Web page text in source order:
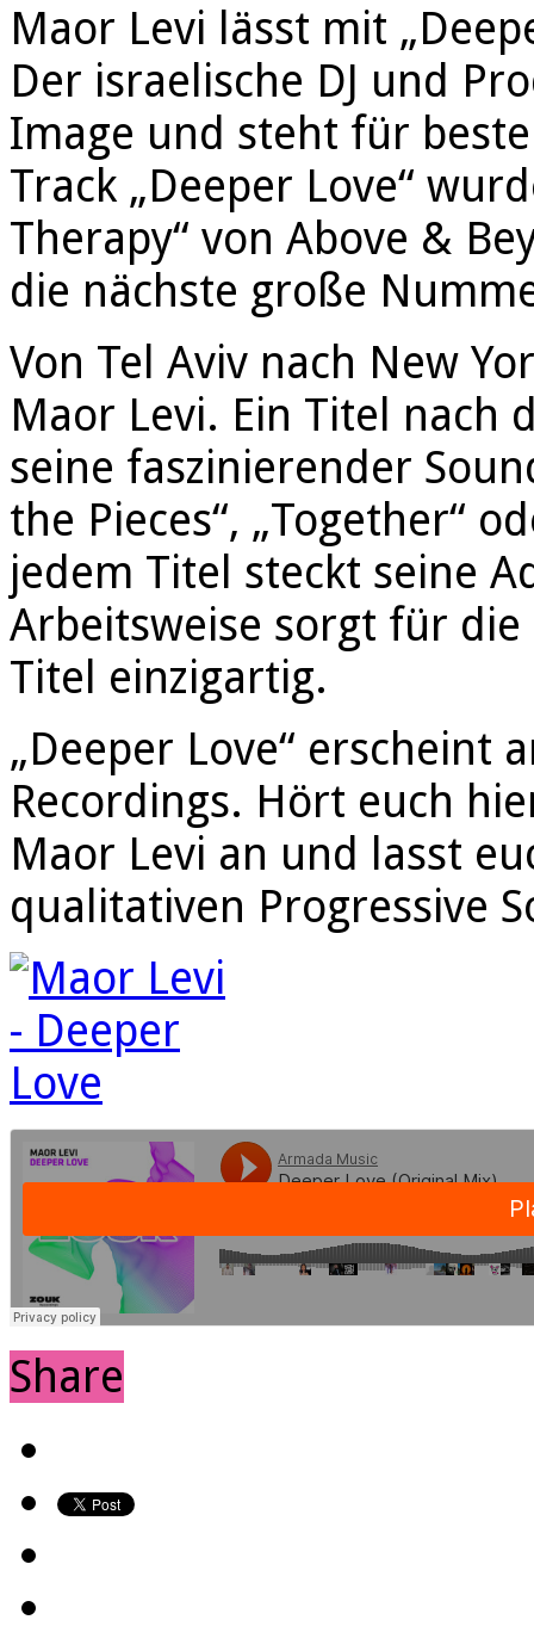
Maor Levi lässt mit
Der israelische DJ und
Image und steht für
Track „Deeper Love“
Therapy“ von Above &
die nächste große
Von Tel Aviv nach New
Maor Levi. Ein Titel nach
seine faszinierender
the Pieces“, „Together“
jedem Titel steckt seine
Arbeitsweise sorgt für
Titel einzigartig.
„Deeper Love“ erscheint
Recordings. Hört euch
Maor Levi an und lasst
qualitativen Progressive
Share